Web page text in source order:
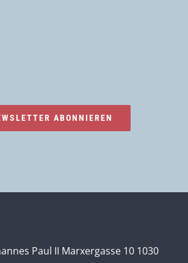
ABONNIEREN
Paul II Marxergasse 10 1030